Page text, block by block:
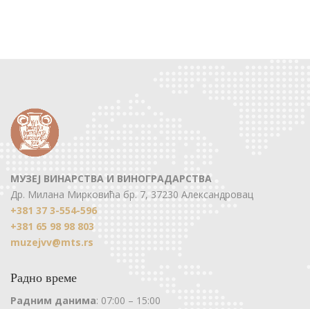
МУЗЕЈ ВИНАРСТВА И ВИНОГРАДАРСТВА
Др. Милана Мирковића бр. 7, 37230 Александровац
+381 37 3-554-596
+381 65 98 98 803
muzejvv@mts.rs
Радно време
Радним данима: 07:00 – 15:00